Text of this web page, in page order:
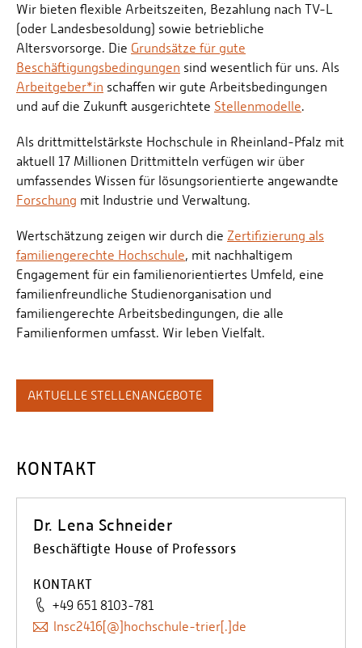
Wir bieten flexible Arbeitszeiten, Bezahlung nach TV-L
(oder Landesbesoldung) sowie betriebliche
Altersvorsorge. Die Grundsätze für gute
Beschäftigungsbedingungen sind wesentlich für uns. Als
Arbeitgeber*in schaffen wir gute Arbeitsbedingungen
und auf die Zukunft ausgerichtete Stellenmodelle.
Als drittmittelstärkste Hochschule in Rheinland-Pfalz mit
aktuell 17 Millionen Drittmitteln verfügen wir über
umfassendes Wissen für lösungsorientierte angewandte
Forschung mit Industrie und Verwaltung.
Wertschätzung zeigen wir durch die Zertifizierung als
familiengerechte Hochschule, mit nachhaltigem
Engagement für ein familienorientiertes Umfeld, eine
familienfreundliche Studienorganisation und
familiengerechte Arbeitsbedingungen, die alle
Familienformen umfasst. Wir leben Vielfalt.
AKTUELLE STELLENANGEBOTE
KONTAKT
Dr. Lena Schneider
Beschäftigte House of Professors
KONTAKT
+49 651 8103-781
lnsc2416[@]hochschule-trier[.]de